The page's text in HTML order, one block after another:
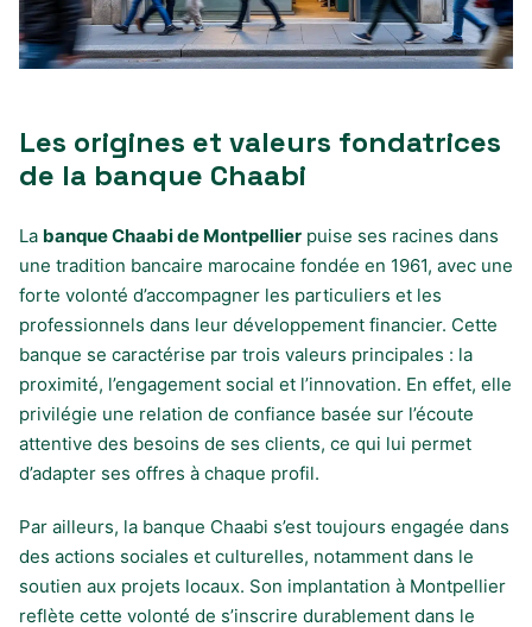
Les origines et valeurs fondatrices
de la banque Chaabi
La banque Chaabi de Montpellier puise ses racines dans
une tradition bancaire marocaine fondée en 1961, avec une
forte volonté d’accompagner les particuliers et les
professionnels dans leur développement financier. Cette
banque se caractérise par trois valeurs principales : la
proximité, l’engagement social et l’innovation. En effet, elle
privilégie une relation de confiance basée sur l’écoute
attentive des besoins de ses clients, ce qui lui permet
d’adapter ses offres à chaque profil.
Par ailleurs, la banque Chaabi s’est toujours engagée dans
des actions sociales et culturelles, notamment dans le
soutien aux projets locaux. Son implantation à Montpellier
reflète cette volonté de s’inscrire durablement dans le